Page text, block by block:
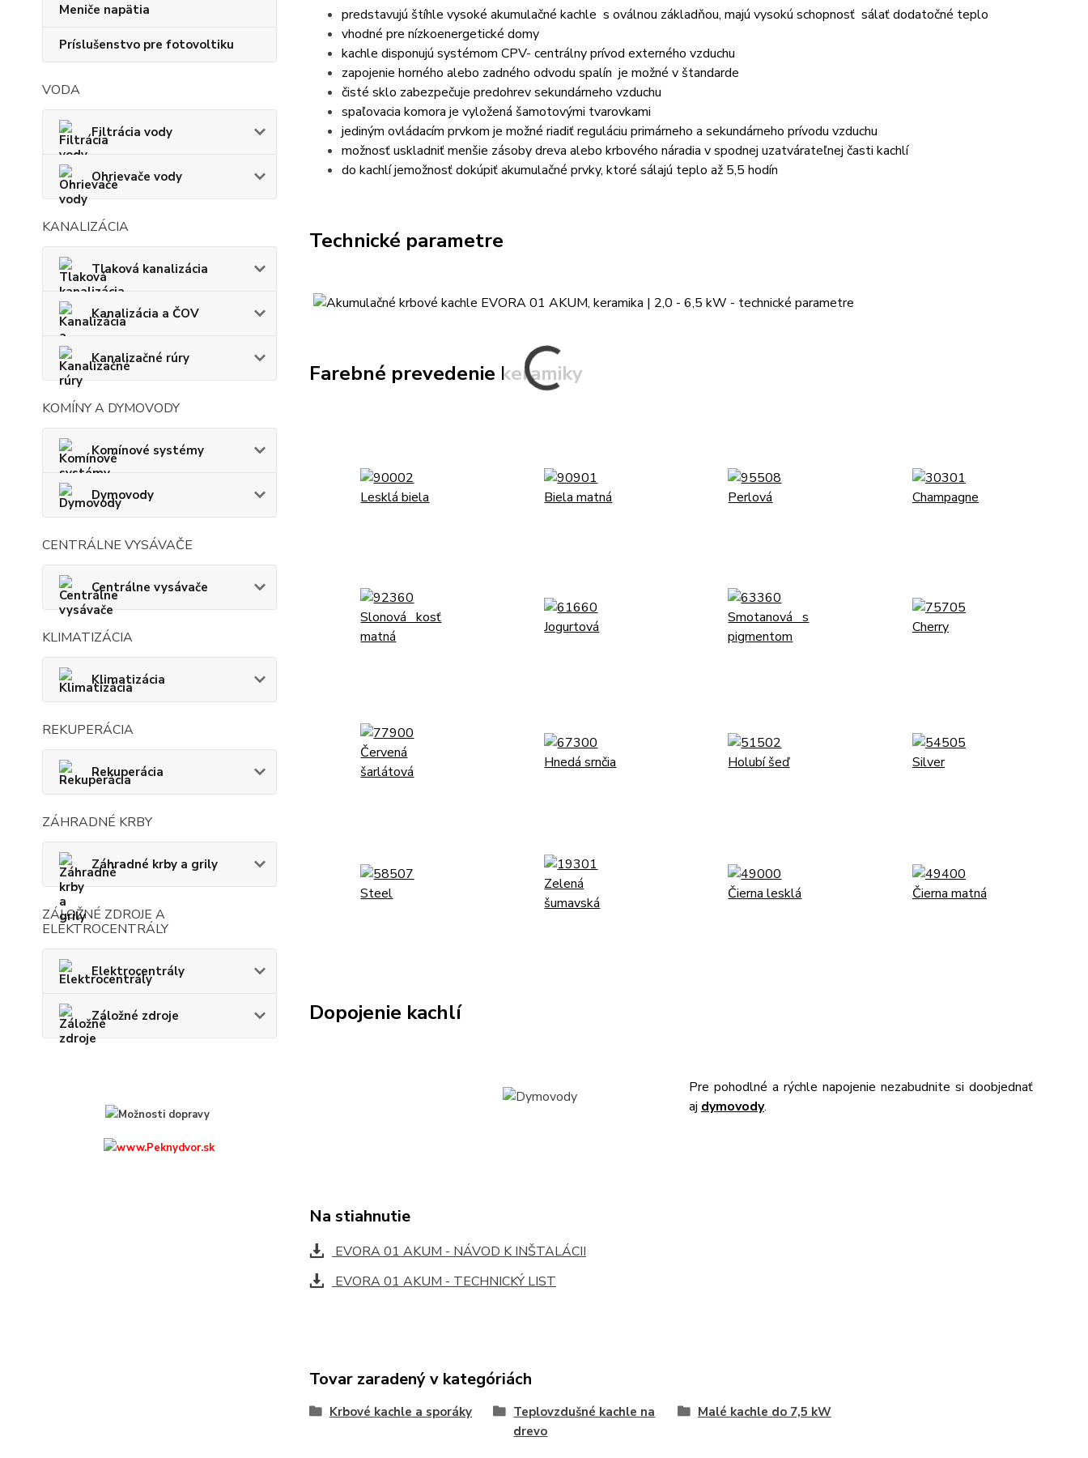
Meniče napätia
Príslušenstvo pre fotovoltiku
VODA
Filtrácia vody
Ohrievače vody
KANALIZÁCIA
Tlaková kanalizácia
Kanalizácia a ČOV
Kanalizačné rúry
KOMÍNY A DYMOVODY
Komínové systémy
Dymovody
CENTRÁLNE VYSÁVAČE
Centrálne vysávače
KLIMATIZÁCIA
Klimatizácia
REKUPERÁCIA
Rekuperácia
ZÁHRADNÉ KRBY
Záhradné krby a grily
ZÁLOŽNÉ ZDROJE A
ELEKTROCENTRÁLY
Elektrocentrály
Záložné zdroje
predstavujú štíhle vysoké akumulačné kachle s oválnou základňou, majú vysokú schopnosť sálať dodatočné teplo
vhodné pre nízkoenergetické domy
kachle disponujú systémom CPV- centrálny prívod externého vzduchu
zapojenie horného alebo zadného odvodu spalín je možné v štandarde
čisté sklo zabezpečuje predohrev sekundárneho vzduchu
spaľovacia komora je vyložená šamotovými tvarovkami
jediným ovládacím prvkom je možné riadiť reguláciu primárneho a sekundárneho prívodu vzduchu
možnosť uskladniť menšie zásoby dreva alebo krbového náradia v spodnej uzatvárateľnej časti kachlí
do kachlí jemožnosť dokúpiť akumulačné prvky, ktoré sálajú teplo až 5,5 hodín
Technické parametre
Farebné prevedenie keramiky
Dopojenie kachlí
Pre pohodlné a rýchle napojenie nezabudnite si doobjednať
aj dymovody.
Na stiahnutie
EVORA 01 AKUM - NÁVOD K INŠTALÁCII
EVORA 01 AKUM - TECHNICKÝ LIST
Tovar zaradený v kategóriách
Krbové kachle a sporáky
Teplovzdušné kachle na
drevo
Malé kachle do 7,5 kW